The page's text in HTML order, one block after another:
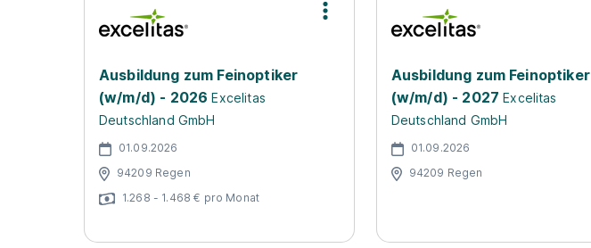
Ausbildung zum Feinoptiker
(w/m/d) - 2026 Excelitas
Deutschland GmbH
01.09.2026
94209 Regen
1.268 - 1.468 € pro Monat
Ausbildung zum Feinoptiker
(w/m/d) - 2027 Excelitas
Deutschland GmbH
01.09.2026
94209 Regen